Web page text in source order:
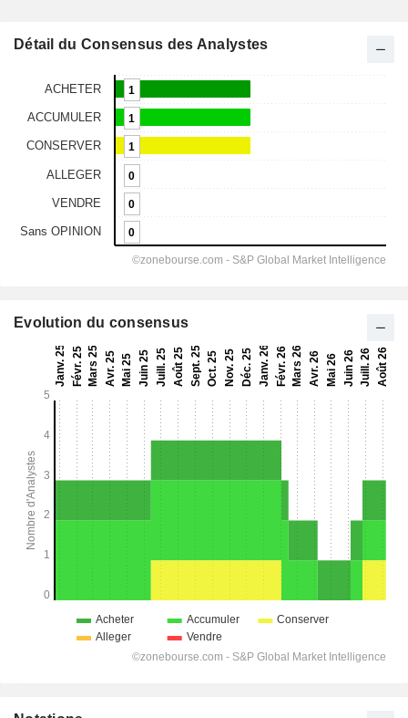
Détail du Consensus des Analystes
Evolution du consensus